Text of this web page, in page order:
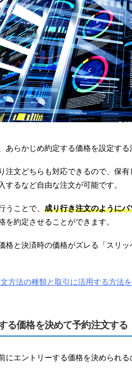
あらかじめ約定する価格を設定する
注文どちらも対応できるので、保
するなど自由な注文が可能です。
うことで、 成り行き注文のように
を約定させることができます。
格と決済時の価格がズレる「スリ
方法の種類と取引に活用する方法
る価格を決めて予約注文する
にエントリーする価格を決められ